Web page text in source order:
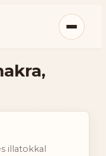
Menü
illatokkal